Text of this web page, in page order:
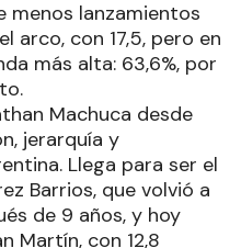
menos lanzamientos
arco, con 17,5, pero en
más alta: 63,6%, por
Machuca desde
jerarquía y
Llega para ser el
Barrios, que volvió a
de 9 años, y hoy
Martín, con 12,8